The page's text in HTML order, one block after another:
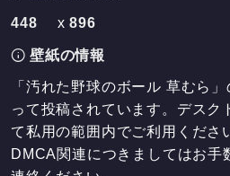
448 x896
壁紙の情報
「汚れた野球のボール 草むら
って投稿されています。デスク
て私用の範囲内でご利用くださ
DMCA関連につきましてはお手